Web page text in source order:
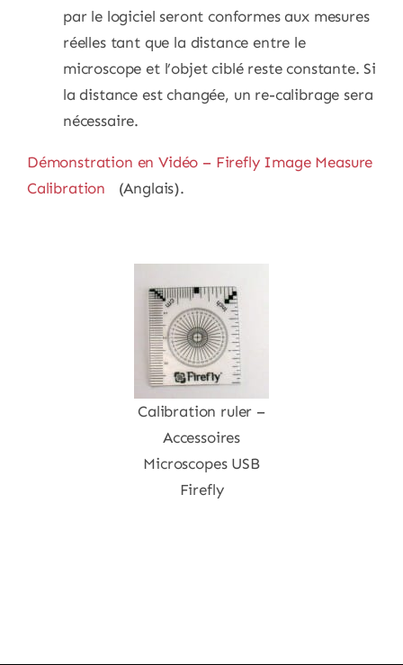
par le logiciel seront conformes aux mesures
réelles tant que la distance entre le
microscope et l’objet ciblé reste constante. Si
la distance est changée, un re-calibrage sera
nécessaire.
Démonstration en Vidéo – Firefly Image Measure
Calibration
(Anglais).
Calibration ruler –
Accessoires
Microscopes USB
Firefly